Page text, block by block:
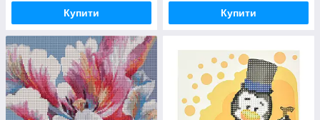
Купити Купити